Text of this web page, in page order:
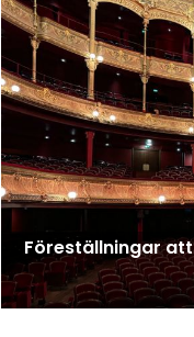
Föreställningar att